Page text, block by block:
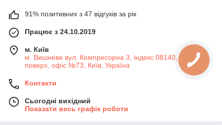
91% позитивних з 47 відгуків за рік
Працює з 24.10.2019
м. Київ
м. Вишневе вул. Компресорна 3, індекс 08140, 7-й
поверх, офіс №73, Київ, Україна
Контакти
Сьогодні вихідний
Показати весь графік роботи